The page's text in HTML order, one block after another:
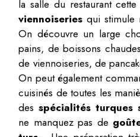
la salle du restaurant
viennoiseries qui stimule
On découvre un large
pains, de boissons
de viennoiseries, de
On peut également
cuisinés de toutes les
desspécialités turques
ne manquez pas de